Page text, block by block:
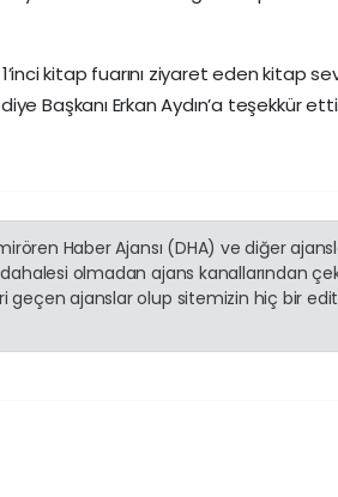
kitap fuarını ziyaret eden kitap
Başkanı Erkan Aydın’a teşekkür etti.
Haber Ajansı (DHA) ve diğer
olmadan ajans kanallarından
geçen ajanslar olup sitemizin hiç bir